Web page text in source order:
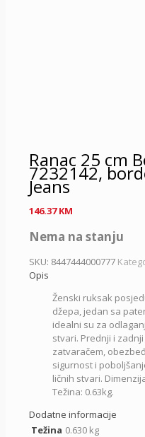
Ranac 25 cm
7232142,
Jeans
146.37KM
Nema na stanju
SKU: 8447444000777
Opis
Ženski ruksak
džepa, jedan sa
idealni su za
stvari. Prednji i
zatvaračem,
sigurnost i
ličnih stvari.
Težina: 0.63kg.
Dodatne informacije
Težina 0.630 kg